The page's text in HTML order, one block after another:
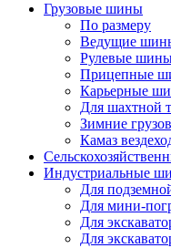
Грузовые шины
По размеру
Ведущие
Рулевые
Прицепные
Карьерные
Для шахтной
Зимние
Камаз
Индустриальные
Для
Для мини-
Для
Для